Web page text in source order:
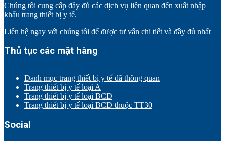
Chúng tôi cung cấp đầy đủ các dịch vụ liên quan đến xuất nhập
khẩu trang thiết bị y tế.
Liên hệ ngay với chúng tôi để được tư vấn chi tiết và đầy đủ nhất
Thủ tục các mặt hàng
Danh mục trang thiết bị y tế đã thông quan
Trang thiết bị y tế loại A
Trang thiết bị y tế loại BCD
Trang thiết bị y tế loại BCD thuộc TT30
Social